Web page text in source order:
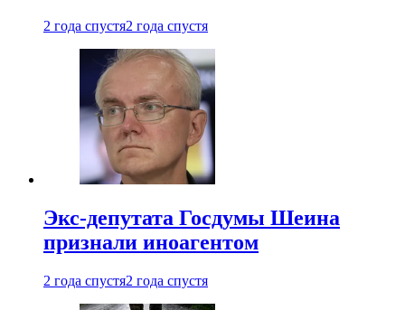
2 года спустя2 года спустя
Экс-депутата Госдумы Шеина
признали иноагентом
2 года спустя2 года спустя